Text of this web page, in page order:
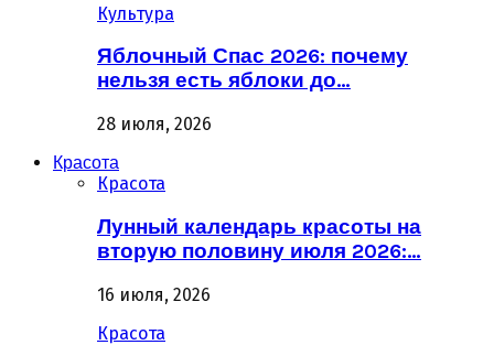
Культура
Яблочный Спас 2026: почему
нельзя есть яблоки до…
28 июля, 2026
Красота
Красота
Лунный календарь красоты на
вторую половину июля 2026:…
16 июля, 2026
Красота